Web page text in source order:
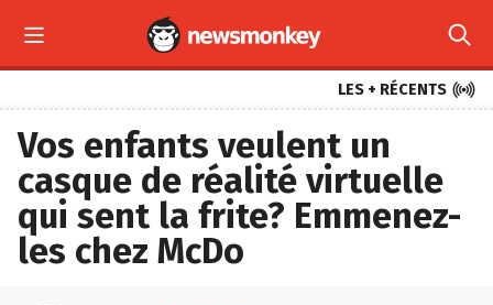
 
LES + RÉCENTS 
Vos enfants veulent un
casque de réalité virtuelle
qui sent la frite? Emmenez-
les chez McDo